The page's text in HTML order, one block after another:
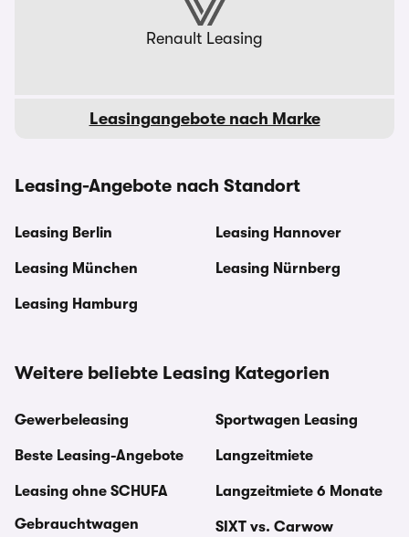
Renault Leasing
Leasingangebote nach Marke
Leasing-Angebote nach Standort
Leasing Berlin
Leasing München
Leasing Hamburg
Leasing Hannover
Leasing Nürnberg
Weitere beliebte Leasing Kategorien
Gewerbeleasing
Beste Leasing-Angebote
Leasing ohne SCHUFA
Gebrauchtwagen
Sportwagen Leasing
Langzeitmiete
Langzeitmiete 6 Monate
SIXT vs. Carwow